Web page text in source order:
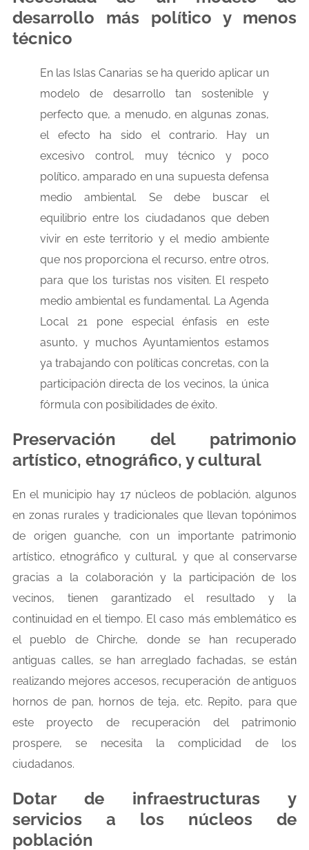
desarrollo más político y menos
técnico
En las Islas Canarias se ha querido aplicar un
modelo de desarrollo tan sostenible y
perfecto que, a menudo, en algunas zonas,
el efecto ha sido el contrario. Hay un
excesivo control, muy técnico y poco
político, amparado en una supuesta defensa
medio ambiental. Se debe buscar el
equilibrio entre los ciudadanos que deben
vivir en este territorio y el medio ambiente
que nos proporciona el recurso, entre otros,
para que los turistas nos visiten. El respeto
medio ambiental es fundamental. La Agenda
Local 21 pone especial énfasis en este
asunto, y muchos Ayuntamientos estamos
ya trabajando con políticas concretas, con la
participación directa de los vecinos, la única
fórmula con posibilidades de éxito.
Preservación del patrimonio
artístico, etnográfico, y cultural
En el municipio hay 17 núcleos de población, algunos
en zonas rurales y tradicionales que llevan topónimos
de origen guanche, con un importante patrimonio
artístico, etnográfico y cultural, y que al conservarse
gracias a la colaboración y la participación de los
vecinos, tienen garantizado el resultado y la
continuidad en el tiempo. El caso más emblemático es
el pueblo de Chirche, donde se han recuperado
antiguas calles, se han arreglado fachadas, se están
realizando mejores accesos, recuperación de antiguos
hornos de pan, hornos de teja, etc. Repito, para que
este proyecto de recuperación del patrimonio
prospere, se necesita la complicidad de los
ciudadanos.
Dotar de infraestructuras y
servicios a los núcleos de
población